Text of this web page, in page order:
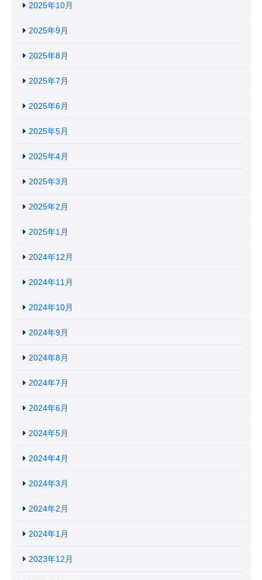
2025年10月
2025年9月
2025年8月
2025年7月
2025年6月
2025年5月
2025年4月
2025年3月
2025年2月
2025年1月
2024年12月
2024年11月
2024年10月
2024年9月
2024年8月
2024年7月
2024年6月
2024年5月
2024年4月
2024年3月
2024年2月
2024年1月
2023年12月